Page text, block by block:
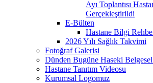
Ayı Toplantısı
Gerçekleştirildi
E-Bülten
Hastane Bilgi
2026 Yılı Sağlık Takvimi
Fotoğraf Galerisi
Dünden Bugüne Haseki
Hastane Tanıtım Videosu
Kurumsal Logomuz